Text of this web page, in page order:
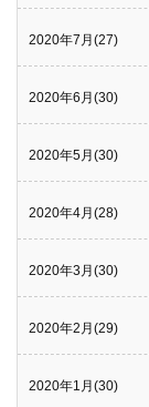
2020年7月(27)
2020年6月(30)
2020年5月(30)
2020年4月(28)
2020年3月(30)
2020年2月(29)
2020年1月(30)